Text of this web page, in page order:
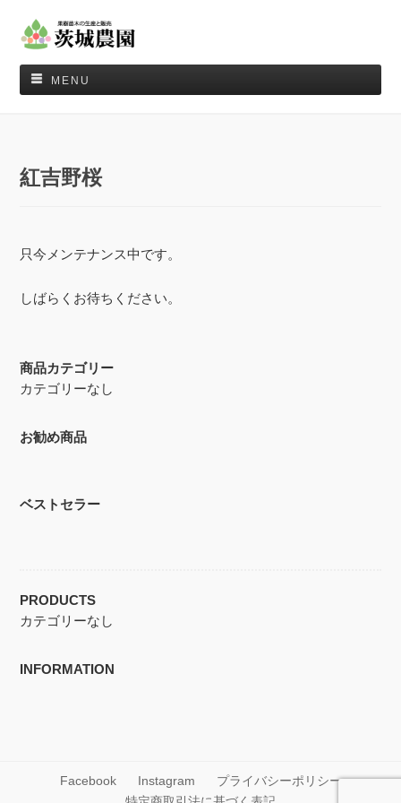
MENU
紅吉野桜
只今メンテナンス中です。
しばらくお待ちください。
商品カテゴリー
カテゴリーなし
お勧め商品
ベストセラー
PRODUCTS
カテゴリーなし
INFORMATION
Facebook Instagram
プライバシーポリシー